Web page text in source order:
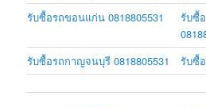
รับซื้อรถขอนแก่น 0818805531
รับซื้
รับซื้อรถกาญจนบุรี 0818805531
รับซื้